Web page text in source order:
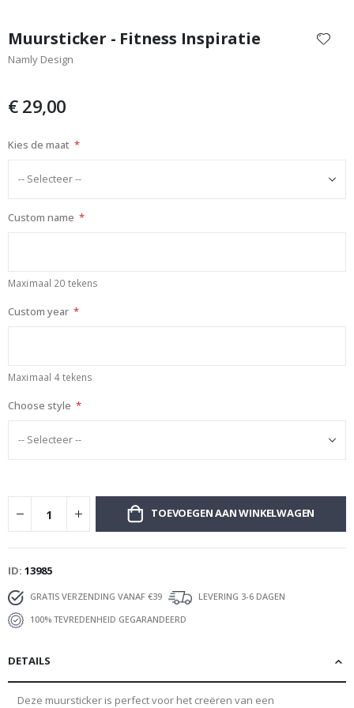
het
begin
afbeeldingen-
Muursticker - Fitness Inspiratie
Namly Design
€ 29,00
Kies de maat
Custom name
Maximaal 20 tekens
Custom year
Maximaal 4 tekens
Choose style
TOEVOEGEN AAN WINKELWAGEN
ID 13985
GRATIS VERZENDING VANAF €39
LEVERING 3-6 DAGEN
100% TEVREDENHEID GEGARANDEERD
DETAILS
Deze muursticker is perfect voor het creëren van een